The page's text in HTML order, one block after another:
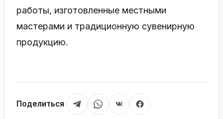
работы, изготовленные местными
мастерами и традиционную сувенирную
продукцию.
Поделиться